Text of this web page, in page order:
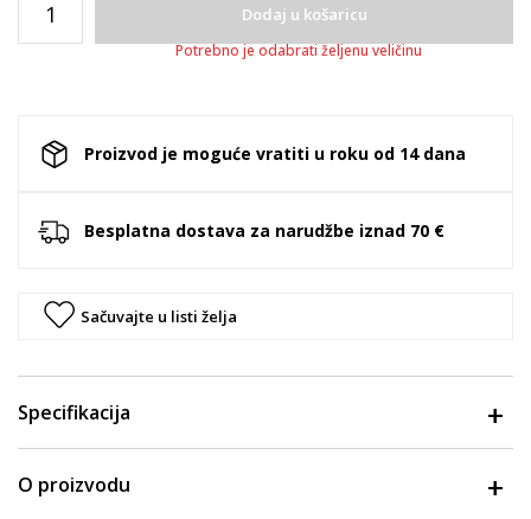
Dodaj u košaricu
Potrebno je odabrati željenu veličinu
Proizvod je moguće vratiti u roku od 14 dana
Besplatna dostava za narudžbe iznad 70 €
Sačuvajte u listi želja
Specifikacija
O proizvodu